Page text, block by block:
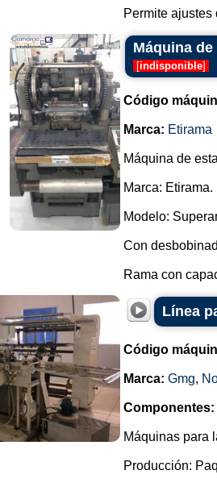
Permite ajustes
Máquina
[indisponible]
Código
Marca: Etirama
Máquina de
Marca: Etirama.
Modelo:
Con
Rama con
Línea
Código
Marca: Gmg,
Componentes:
Máquinas para
Producción: